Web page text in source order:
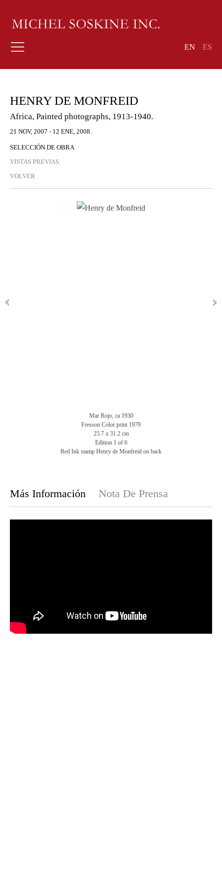
EN ES
HENRY DE MONFREID
Africa, Painted photographs, 1913-1940.
21 NOV, 2007 - 12 ENE, 2008.
SELECCIÓN DE OBRA
VISTAS PREVIAS
VOLVER
Mar Rojo, ca 1930
Fresson Color print 1979
25.7 x 31.2 cm
Edition 1 of 6
Red Ink stamp Henry de Monfreid on back
Más Información Nota De Prensa